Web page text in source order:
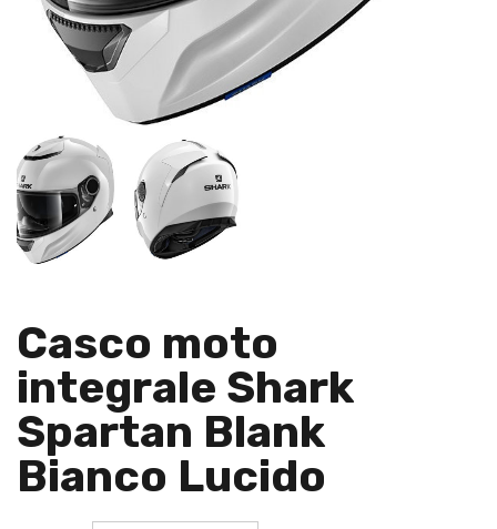
Casco moto
integrale Shark
Spartan Blank
Bianco Lucido